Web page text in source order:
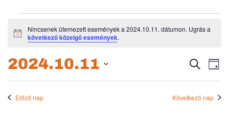
Események
for
2024.10.11.
Notice
Nincsenek ütemezett események a 2024.10.11. dátumon. Ugrás a
következő közelgő események.
és
Keresett
kifejezés
Nap
2024.10.11
Előző nap
Következő nap